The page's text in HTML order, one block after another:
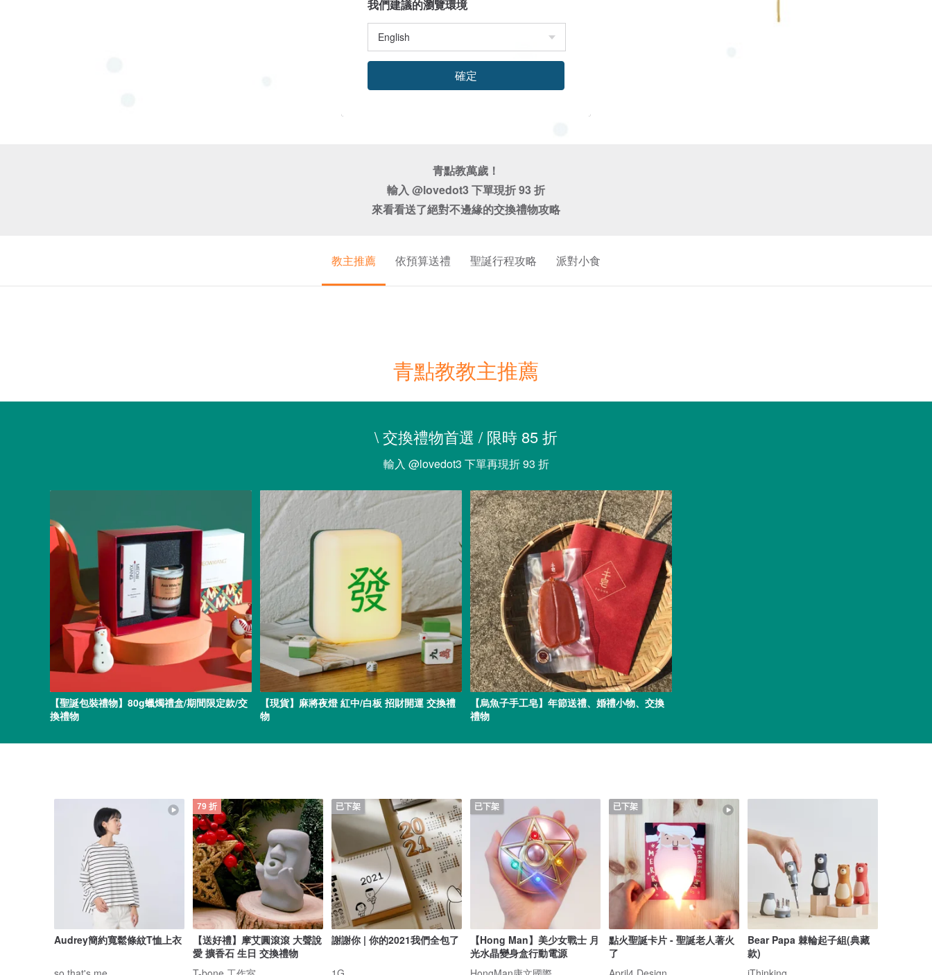
青點教萬歲！
輸入 @lovedot3 下單現折 93 折
教主推薦 依預算送禮 聖誕行程攻略 派對小食
青點教教主推薦
\ 交換禮物首選 / 限時 85 折
輸入 @lovedot3 下單再現折 93 折
【聖誕包裝禮物】80g蠟燭禮盒/期間限定款/交
換禮物
【現貨】麻將夜燈 紅中/白板 招財開運 交換禮
物
【烏魚子手工皂】年節送禮、婚禮小物、交換
禮物
Audrey簡約寬鬆條紋T恤上衣
79 折
【送好禮】摩艾圓滾滾 大聲說
愛 擴香石 生日 交換禮物
已下架
謝謝你 | 你的2021我們全包了
已下架
【Hong Man】美少女戰士 月
光水晶變身盒行動電源
已下架
點火聖誕卡片 - 聖誕老人著火
了
Bear Papa 棘輪起子組(典藏
款)
我們建議的瀏覽環境
確定